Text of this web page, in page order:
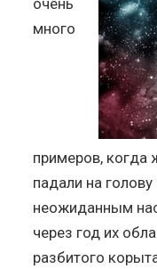
много
примеров, когда
падали на
неожиданным
через год их
разбитого